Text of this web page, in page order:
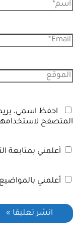
احفظ اسمي،
المتصفح
أعلمني بمتابعة
أعلمني